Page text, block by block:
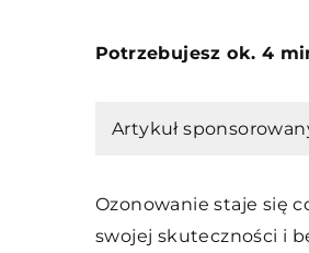
Potrzebujesz ok. 4
Artykuł
Ozonowanie staje się
swojej skuteczności i